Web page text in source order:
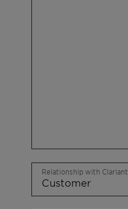
Relationship with Clariant